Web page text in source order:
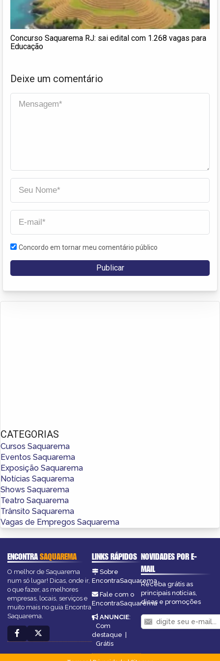
Concurso Saquarema RJ: sai edital com 1.268 vagas para
Educação
Deixe um comentário
Concordo em tornar meu comentário público
CATEGORIAS
Cursos Saquarema
Eventos Saquarema
Exposição Saquarema
Notícias Saquarema
Shows Saquarema
Teatro Saquarema
Trânsito Saquarema
Vagas de Empregos Saquarema
ENCONTRASAQUAREMA
O melhor de Saquarema
num só lugar! Dicas, onde ir,
o que fazer, as melhores
empresas, locais, serviços e
muito mais no guia Encontra
Saquarema.
LINKS RÁPIDOS
Sobre
EncontraSaquarema
Fale com o
EncontraSaquarema
ANUNCIE:
Com
destaque
Grátis
NOVIDADES POR E-
MAIL
Receba grátis as
principais notícias,
dicas e promoções